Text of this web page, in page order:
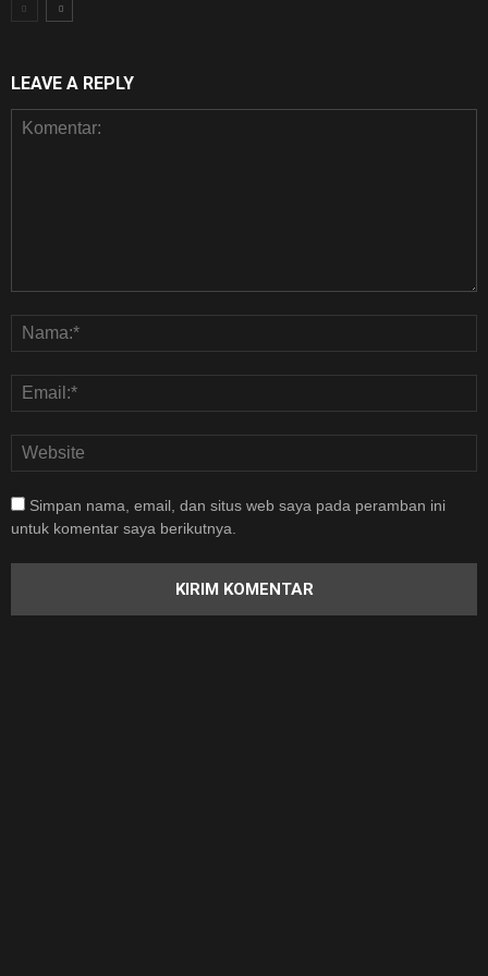
LEAVE A REPLY
Simpan nama, email, dan situs web saya pada peramban ini
untuk komentar saya berikutnya.